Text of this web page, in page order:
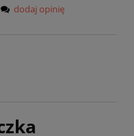
dodaj opinię